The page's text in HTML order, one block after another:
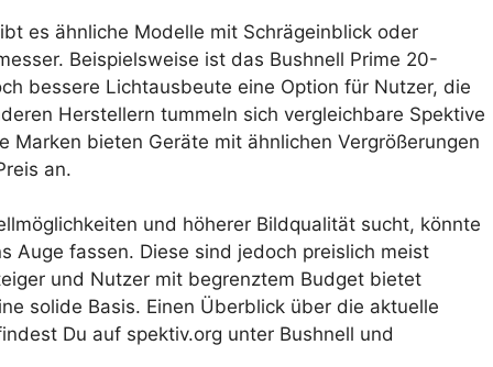
es ähnliche Modelle mit Schrägeinblick oder
Beispielsweise ist das Bushnell Prime 20-
bessere Lichtausbeute eine Option für Nutzer, die
Herstellern tummeln sich vergleichbare Spektive
Marken bieten Geräte mit ähnlichen Vergrößerungen
an.
und höherer Bildqualität sucht, könnte
Auge fassen. Diese sind jedoch preislich meist
und Nutzer mit begrenztem Budget bietet
solide Basis. Einen Überblick über die aktuelle
Du auf spektiv.org unter Bushnell und